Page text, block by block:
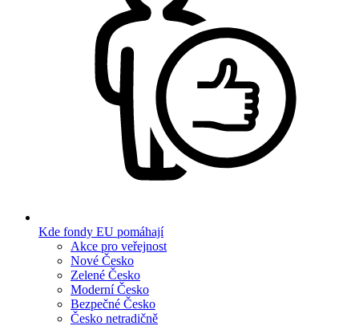
Kde fondy EU pomáhají
Akce pro veřejnost
Nové Česko
Zelené Česko
Moderní Česko
Bezpečné Česko
Česko netradičně